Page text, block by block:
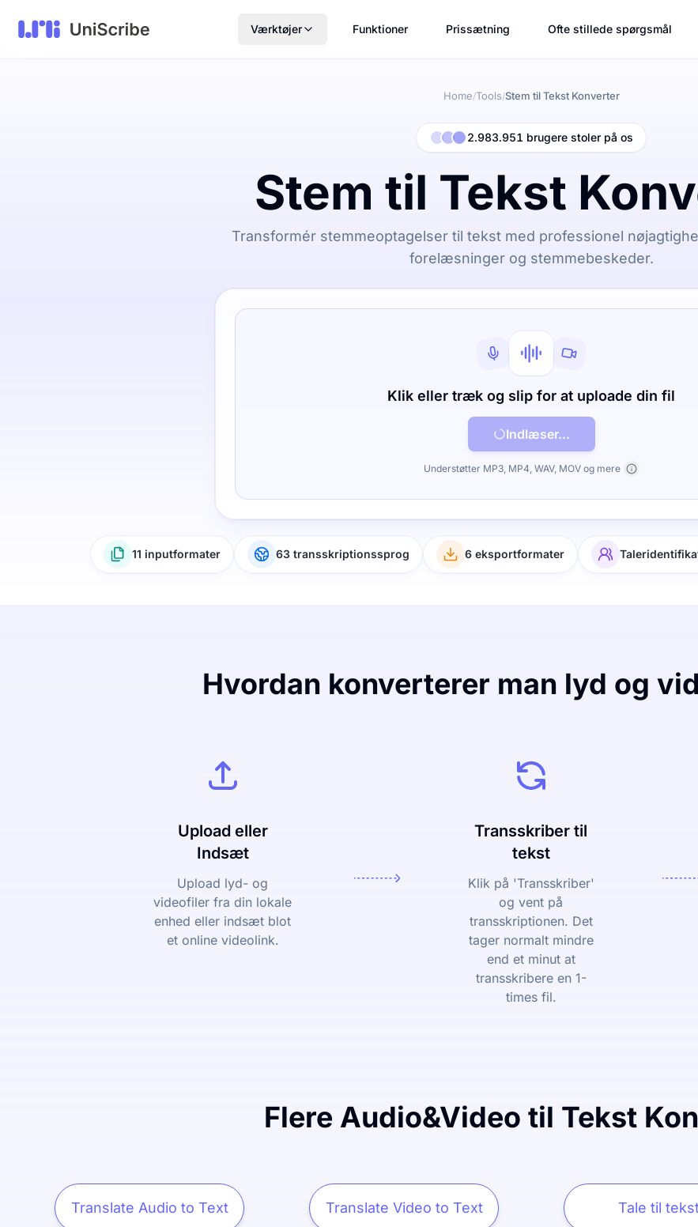
Værktøjer Funktioner Prissætning Ofte stillede spørgsmål
Home/Tools/Stem til Tekst Konverter
2.983.951 brugere stoler på os
Stem til Tekst
Transformér stemmeoptagelser til tekst med professionel
forelæsninger og stemmebeskeder.
Klik eller træk og slip for at uploade din fil
Indlæser...
Understøtter MP3, MP4, WAV, MOV og mere
11 inputformater 63 transskriptionssprog 6 eksportformater
Hvordan konverterer man lyd og
Upload eller
Indsæt
Upload lyd- og
videofiler fra din lokale
enhed eller indsæt blot
et online videolink.
Transskriber til
tekst
Klik på 'Transskriber'
og vent på
transskriptionen. Det
tager normalt mindre
end et minut at
transskribere en 1-
times fil.
Flere Audio&Video til Tekst
Translate Audio to Text Translate Video to Text Tale til